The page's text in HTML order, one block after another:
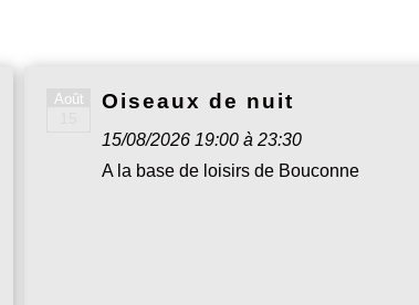
Août Oiseaux de nuit
15/08/2026 19:00 à 23:30
A la base de loisirs de Bouconne